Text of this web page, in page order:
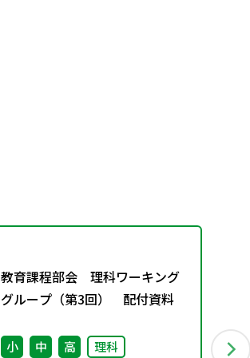
教育課程部会 理科ワーキング
グループ（第3回） 配付資料
小 中 高 理科